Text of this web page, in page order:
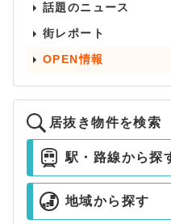
話題のニュース
街レポート
OPEN情報
居抜き物件を検索
駅・路線から探
地域から探す